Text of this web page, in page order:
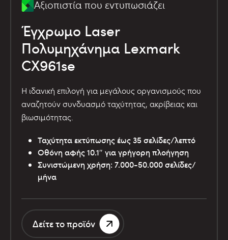
Αξιοπιστία που εντυπωσιάζει
Έγχρωμο Laser
Πολυμηχάνημα Lexmark
CX961se
Η ιδανική επιλογή για μεγάλους οργανισμούς που
αναζητούν συνδυασμό ταχύτητας, ακρίβειας και
βιωσιμότητας.
Ταχύτητα εκτύπωσης έως 35 σελίδες/λεπτό
Οθόνη αφής 10.1″ για γρήγορη πλοήγηση
Συνιστώμενη χρήση: 7.000-50.000 σελίδες/
μήνα
Δείτε το προϊόν